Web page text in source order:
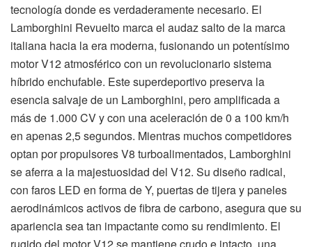
tecnología donde es verdaderamente necesario. El
Lamborghini Revuelto marca el audaz salto de la marca
italiana hacia la era moderna, fusionando un potentísimo
motor V12 atmosférico con un revolucionario sistema
híbrido enchufable. Este superdeportivo preserva la
esencia salvaje de un Lamborghini, pero amplificada a
más de 1.000 CV y con una aceleración de 0 a 100 km/h
en apenas 2,5 segundos. Mientras muchos competidores
optan por propulsores V8 turboalimentados, Lamborghini
se aferra a la majestuosidad del V12. Su diseño radical,
con faros LED en forma de Y, puertas de tijera y paneles
aerodinámicos activos de fibra de carbono, asegura que su
apariencia sea tan impactante como su rendimiento. El